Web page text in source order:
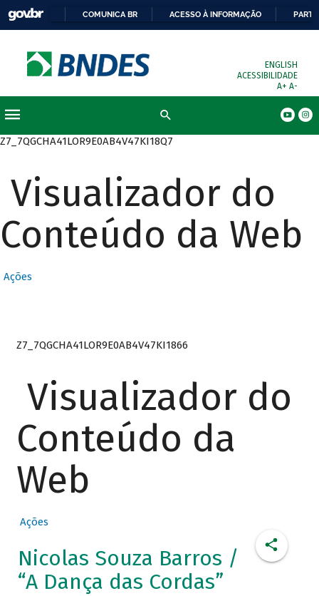
COMUNICA BR ACESSO À INFORMAÇÃO
ENGLISH
ACESSIBILIDADE
A+ A-
Z7_7QGCHA41LOR9E0AB4V47KI18Q7
Visualizador do
Conteúdo da Web
Ações
Z7_7QGCHA41LOR9E0AB4V47KI1866
Visualizador do
Conteúdo da
Web
Ações
Nicolas Souza Barros /
“A Dança das Cordas”